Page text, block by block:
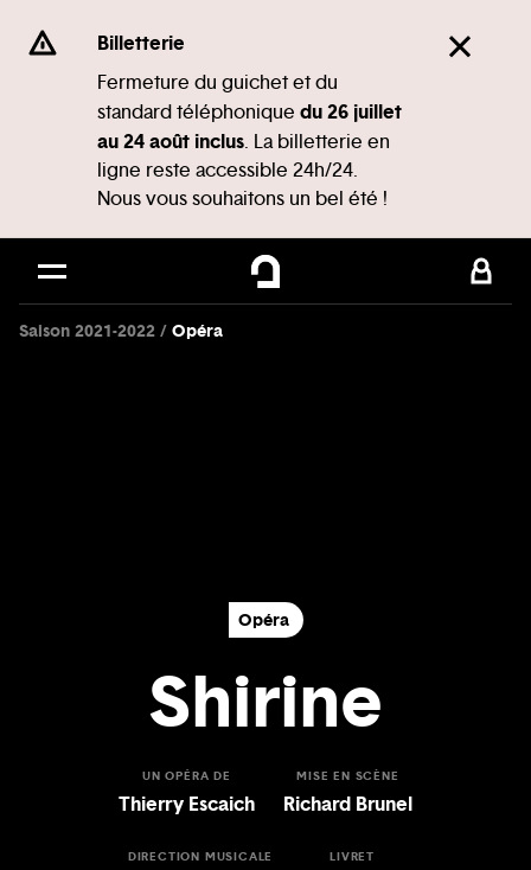
Se rendre au
Contenu principal
Pied de page
Billetterie
Fermeture du guichet et du
standard téléphonique du 26 juillet
au 24 août inclus. La billetterie en
ligne reste accessible 24h/24.
Nous vous souhaitons un bel été !
Saison 2021-2022 Opéra
Opéra
Shirine
UN OPÉRA DE
Thierry Escaich
MISE EN SCÈNE
Richard Brunel
DIRECTION MUSICALE LIVRET